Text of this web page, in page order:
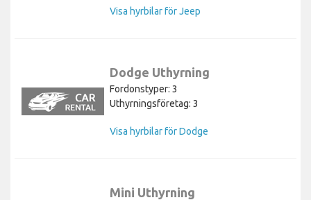
Visa hyrbilar för Jeep
Dodge Uthyrning
Fordonstyper: 3
Uthyrningsföretag: 3
Visa hyrbilar för Dodge
Mini Uthyrning